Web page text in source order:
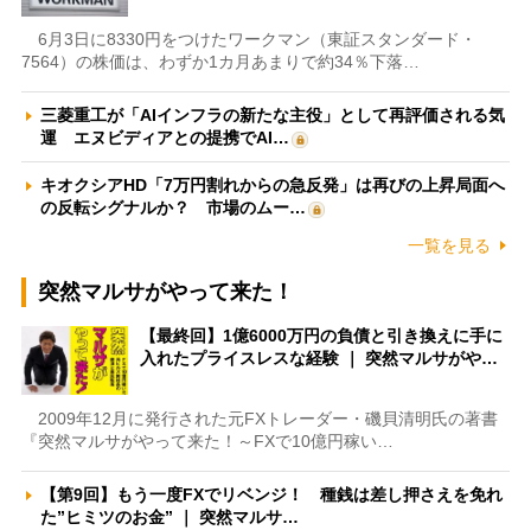
6月3日に8330円をつけたワークマン（東証スタンダード・
7564）の株価は、わずか1カ月あまりで約34％下落…
三菱重工が「AIインフラの新たな主役」として再評価される気
運 エヌビディアとの提携でAI…
キオクシアHD「7万円割れからの急反発」は再びの上昇局面へ
の反転シグナルか？ 市場のムー…
一覧を見る
突然マルサがやって来た！
【最終回】1億6000万円の負債と引き換えに手に
入れたプライスレスな経験 ｜ 突然マルサがや…
2009年12月に発行された元FXトレーダー・磯貝清明氏の著書
『突然マルサがやって来た！～FXで10億円稼い…
【第9回】もう一度FXでリベンジ！ 種銭は差し押さえを免れ
た”ヒミツのお金” ｜ 突然マルサ…